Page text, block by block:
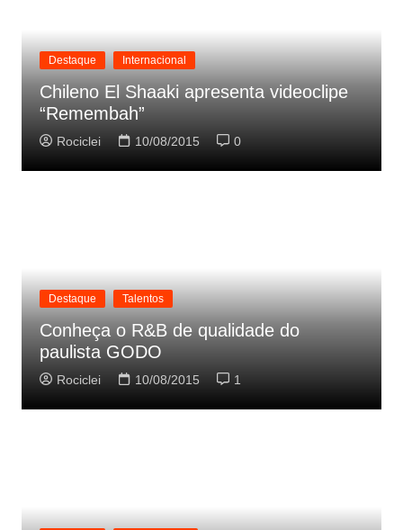
Destaque Internacional
Chileno El Shaaki apresenta videoclipe
“Remembah”
Rociclei 10/08/2015 0
Destaque Talentos
Conheça o R&B de qualidade do
paulista GODO
Rociclei 10/08/2015 1